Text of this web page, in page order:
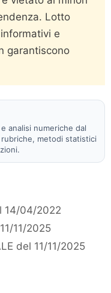
Lotto
e
garantiscono
analisi numeriche dal
metodi statistici
14/04/2022
11/2025
del 11/11/2025